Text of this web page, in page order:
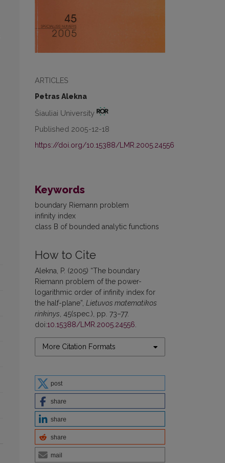
ARTICLES
Petras Alekna
Šiauliai University
Published 2005-12-18
https://doi.org/10.15388/LMR.2005.24556
Keywords
boundary Riemann problem
infinity index
class B of bounded analytic functions
How to Cite
Alekna, P. (2005) “The boundary
Riemann problem of the power-
logarithmic order of infinity index for
the half-plane”, Lietuvos matematikos
rinkinys, 45(spec.), pp. 73–77.
doi:10.15388/LMR.2005.24556.
More Citation Formats
post
share
share
share
mail